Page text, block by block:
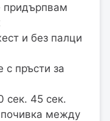
придърпвам
и без палци
с пръсти за
сек. 45 сек.
между